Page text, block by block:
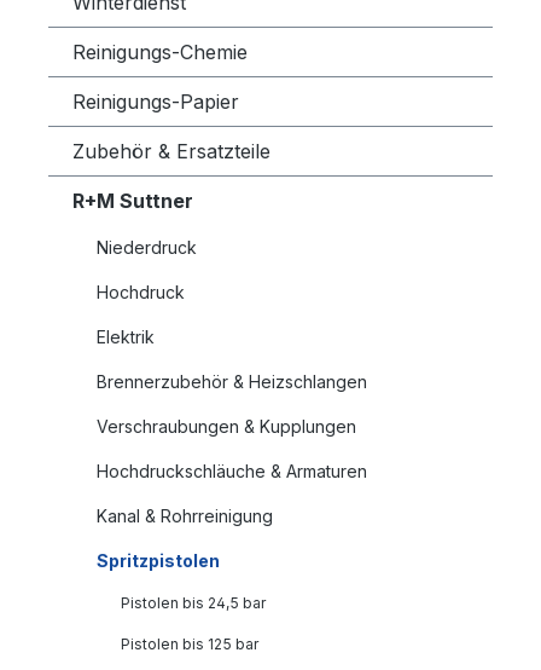
Reinigungs-Chemie
Reinigungs-Papier
Zubehör & Ersatzteile
R+M Suttner
Niederdruck
Hochdruck
Elektrik
Brennerzubehör & Heizschlangen
Verschraubungen & Kupplungen
Hochdruckschläuche & Armaturen
Kanal & Rohrreinigung
Spritzpistolen
Pistolen bis 24,5 bar
Pistolen bis 125 bar